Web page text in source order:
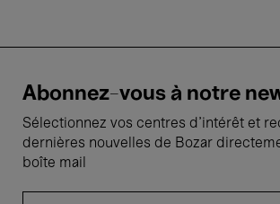
Abonnez-vous à notre
Sélectionnez vos centres d'intérêt et
dernières nouvelles de Bozar
boîte mail